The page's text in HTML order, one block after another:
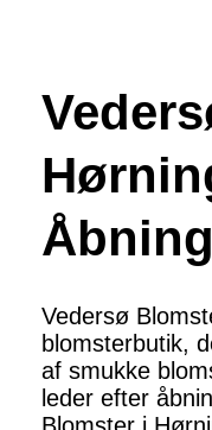
Vedersø
blomsterbutik,
af smukke
leder efter